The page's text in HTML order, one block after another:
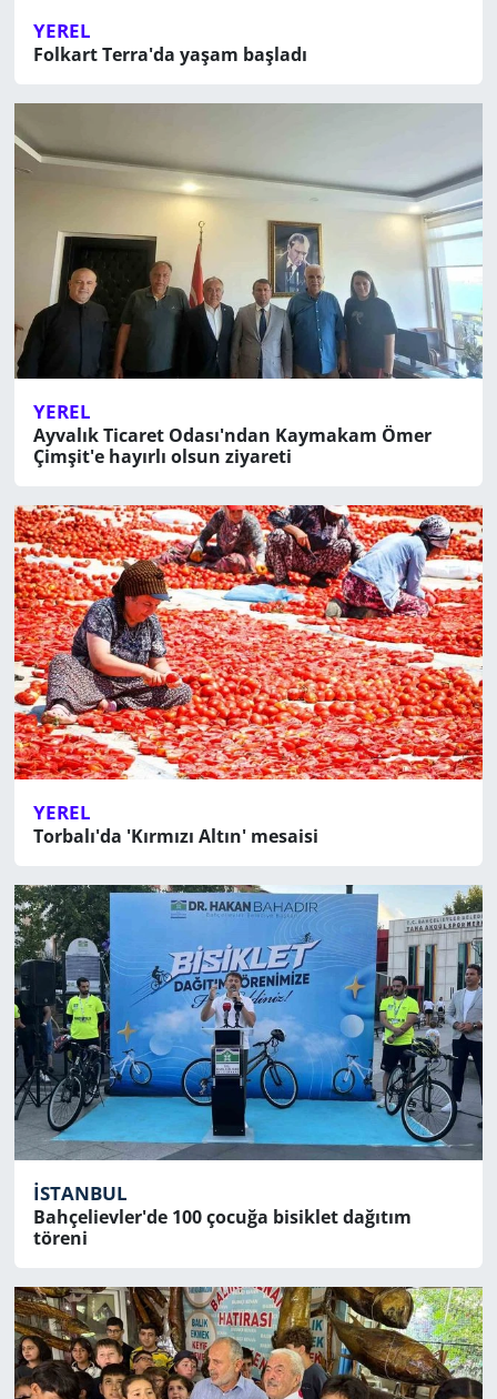
YEREL
Folkart Terra'da yaşam başladı
YEREL
Ayvalık Ticaret Odası'ndan Kaymakam Ömer
Çimşit'e hayırlı olsun ziyareti
YEREL
Torbalı'da 'Kırmızı Altın' mesaisi
İSTANBUL
Bahçelievler'de 100 çocuğa bisiklet dağıtım
töreni